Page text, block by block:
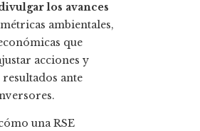
los avances
ambientales,
que
acciones y
ante
una RSE